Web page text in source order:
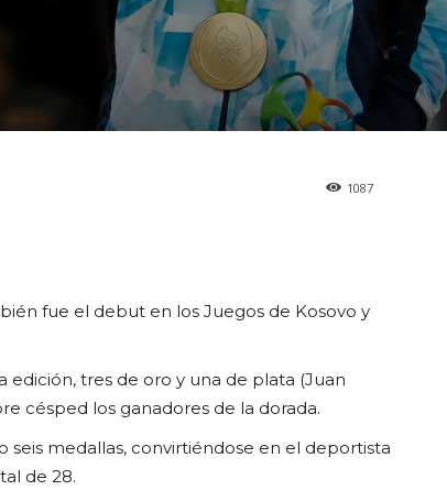
1087
fue el debut en los Juegos de Kosovo y
tres de oro y una de plata (Juan
césped los ganadores de la dorada.
seis medallas, convirtiéndose en el deportista
de 28.